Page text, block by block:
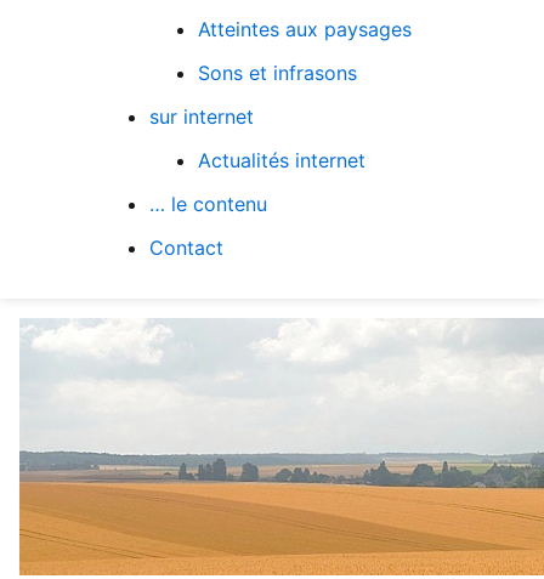
Atteintes aux paysages
Sons et infrasons
sur internet
Actualités internet
… le contenu
Contact